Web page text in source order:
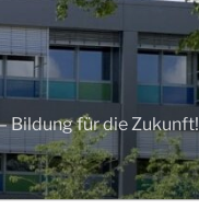
Bildung für die Zukunft!